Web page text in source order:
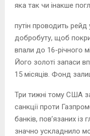
яка так чи інакше
путін проводить
добробуту, щоб
впали до 16-річного
Його золоті запаси
15 місяців. Фонд
Три тижні тому США
санкції проти
банків, пов’язаних
значно ускладнило